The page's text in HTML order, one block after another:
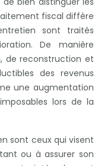
fiscal diffère
sont traités
De manière
de reconstruction et
des revenus
une augmentation
lors de la
sont ceux qui visent
ou à assurer son